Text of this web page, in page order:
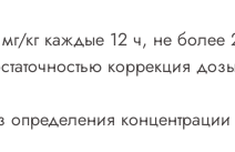
кг каждые 12 ч, не более
коррекция
концентрации